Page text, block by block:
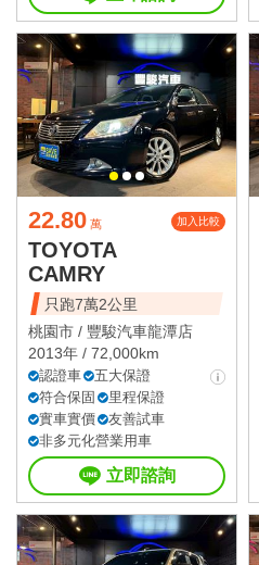
22.80 萬 加入比較
TOYOTA
CAMRY
只跑7萬2公里
桃園市 / 豐駿汽車龍潭店
2013年 / 72,000km
認證車
五大保證
符合保固
里程保證
實車實價
友善試車
非多元化營業用車
立即諮詢